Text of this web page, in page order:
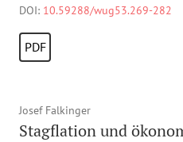
DOI: 10.59288/wug53.269-282
PDF
Josef Falkinger
Stagflation und